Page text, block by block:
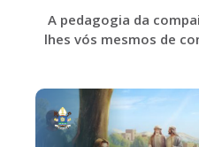
A pedagogia da
lhes vós mesmos de